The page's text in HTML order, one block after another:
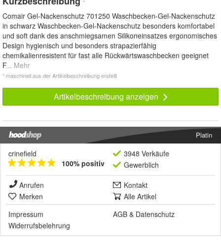
*
Comair Gel-Nackenschutz 701250 Waschbecken-Gel-Nackenschutz
in schwarz Waschbecken-Gel-Nackenschutz besonders komfortabel
und soft dank des anschmiegsamen Silikoneinsatzes ergonomisches
Design hygienisch und besonders strapazierfähig
chemikalienresistent für fast alle Rückwärtswaschbecken geeignet
F... Mehr
* maschinell aus der Artikelbeschreibung erstellt
Artikelbeschreibung anzeigen
Platin
crinefield
100% positiv
3948 Verkäufe
Gewerblich
Anrufen
Kontakt
Merken
Alle Artikel
Impressum
AGB & Datenschutz
Widerrufsbelehrung